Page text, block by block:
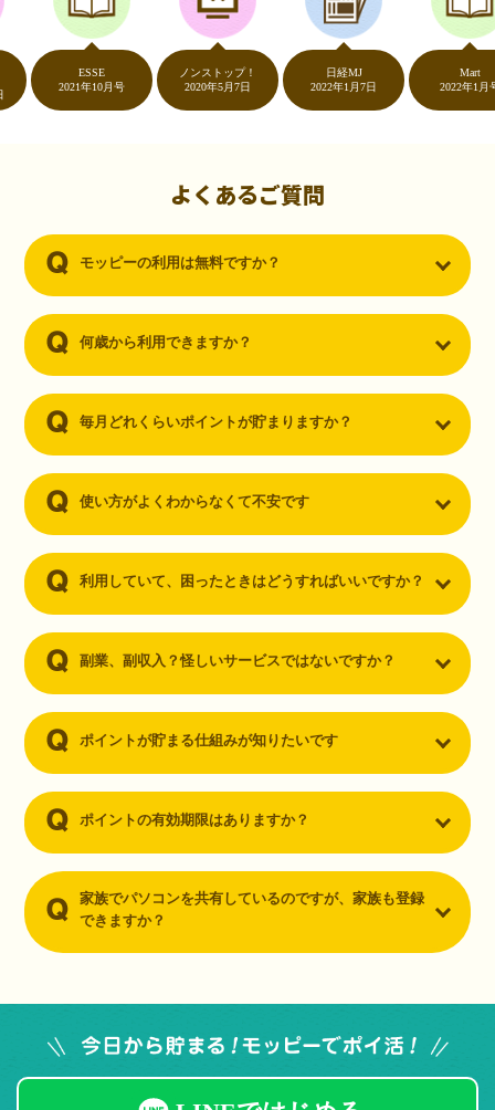
のポイントとモッピーのポイントが二重で貯まることを知り、ビック
リ…！いつものネットショッピングをモッピーを経由するだけでポイ
ントが貯まるなんて…もっと早く教えてほしかった～！貯まったポイ
ントはギフト券に交換して、プチ贅沢を楽しんでます♪
（30代・男性）
ーを知りました。クレジットカードを発行するだけでポイントが貯ま
るならと無料登録して、クレジットカードの発行やアプリダウンロー
2021年10月号
ノンストップ！
2020年5月7日
日経MJ
2022年1月7日
2022年1月号
よくあるご質問
モッピーの利用は無料ですか？
何歳から利用できますか？
毎月どれくらいポイントが貯まりますか？
使い方がよくわからなくて不安です
利用していて、困ったときはどうすればいいですか？
副業、副収入？怪しいサービスではないですか？
ポイントが貯まる仕組みが知りたいです
ポイントの有効期限はありますか？
家族でパソコンを共有しているのですが、家族も登録
できますか？